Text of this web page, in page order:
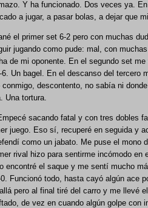
Y ha funcionado. Dos veces ya.
a jugar, a pasar bolas, a dejar que
el primer set 6-2 pero con muchas
jugando como pude: mal, con
de mi oponente. En el segundo set
Un bagel. En el descanso del tercero
descontento, no sabía ni
Una tortura.
sacando fatal y con tres dobles
juego. Eso sí, recuperé en seguida y
como un jabato. Me puse el mono
rival hizo para sentirme incómodo en
encontré el saque y me sentí mucho
Funcionó todo, hasta cayó algún ace
pero al final tiré del carro y me llevé
de vez en cuando algún golpe con